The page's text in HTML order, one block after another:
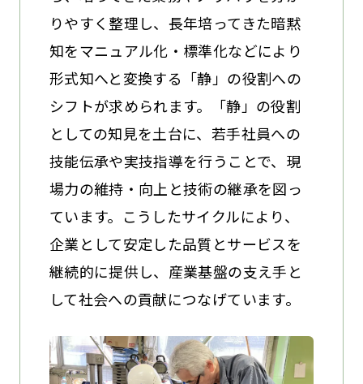
りやすく整理し、長年培ってきた暗黙
知をマニュアル化・標準化などにより
形式知へと変換する「静」の役割への
シフトが求められます。「静」の役割
としての知見を土台に、若手社員への
技能伝承や実技指導を行うことで、現
場力の維持・向上と技術の継承を図っ
ています。こうしたサイクルにより、
企業として安定した品質とサービスを
継続的に提供し、産業基盤の支え手と
して社会への貢献につなげています。